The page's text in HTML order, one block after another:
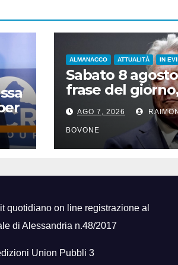
ALMANACCO ATTUALITÀ IN
Sabato 8
frase del
santi del
famosi,
oggi
AGO 7, 2026
BOVONE
quotidiano on line registrazione al
di Alessandria n.48/2017
Union Pubbli 3